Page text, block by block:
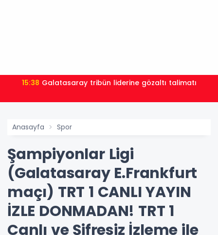
15:38 Galatasaray tribün liderine gözaltı talimatı
Anasayfa Spor
Şampiyonlar Ligi
(Galatasaray E.Frankfurt
maçı) TRT 1 CANLI YAYIN
İZLE DONMADAN! TRT 1
Canlı ve Şifresiz İzleme ile